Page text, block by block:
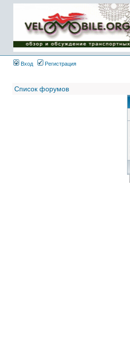
Имя пользователя:
Пароль:
{ LOG_ME_IN_SHORT
}
Вход
Регистрация
Список форумов